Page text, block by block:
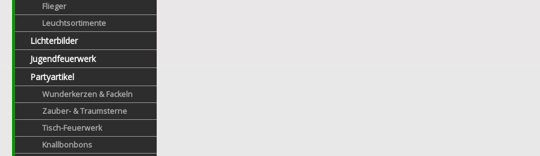
Flieger
Leuchtsortimente
Lichterbilder
Jugendfeuerwerk
Partyartikel
Wunderkerzen & Fackeln
Zauber- & Traumsterne
Tisch-Feuerwerk
Knallbonbons